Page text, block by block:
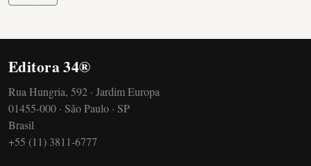
Editora 34®
Rua Hungria, 592 · Jardim Europa
01455-000 · São Paulo · SP
Brasil
+55 (11) 3811-6777